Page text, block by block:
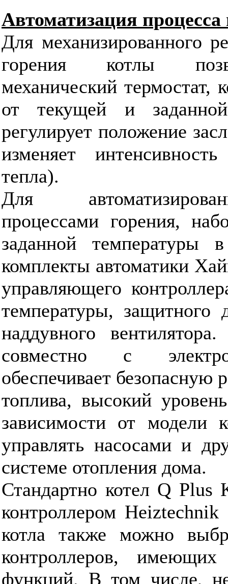
Автоматизация процесса
Для механизированного
горения котлы
механический термостат,
от текущей и
регулирует положение
изменяет
тепла).
Для
процессами горения,
заданной температуры
комплекты автоматики
управляющего
температуры, защитного
наддувного
совместно с
обеспечивает безопасную
топлива, высокий
зависимости от модели
управлять насосами и
системе отопления дома.
Стандартно котел Q Plus
контроллером
котла также можно
контроллеров, имеющих
функций. В том числе,